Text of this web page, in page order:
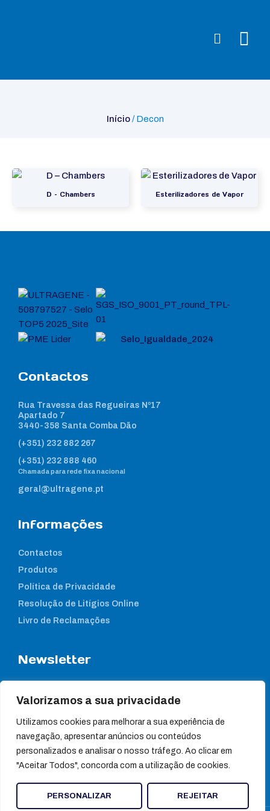
Valorizamos a sua privacidade
Utilizamos cookies para melhorar a sua experiência de
navegação, apresentar anúncios ou conteúdos
personalizados e analisar o nosso tráfego. Ao clicar em
"Aceitar Todos", concorda com a utilização de cookies.
PERSONALIZAR REJEITAR
Início/ Decon
D – Chambers Esterilizadores de Vapor
Contactos
Rua Travessa das Regueiras Nº17
Apartado 7
3440-358 Santa Comba Dão
(+351) 232 882 267
(+351) 232 888 460
Chamada para rede fixa nacional
geral@ultragene.pt
Informações
Contactos
Produtos
Política de Privacidade
Resolução de Litígios Online
Livro de Reclamações
Newsletter
notícias